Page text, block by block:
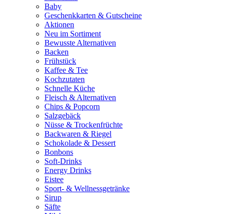
Baby
Geschenkkarten & Gutscheine
Aktionen
Neu im Sortiment
Bewusste Alternativen
Backen
Frühstück
Kaffee & Tee
Kochzutaten
Schnelle Küche
Fleisch & Alternativen
Chips & Popcorn
Salzgebäck
Nüsse & Trockenfrüchte
Backwaren & Riegel
Schokolade & Dessert
Bonbons
Soft-Drinks
Energy Drinks
Eistee
Sport- & Wellnessgetränke
Sirup
Säfte